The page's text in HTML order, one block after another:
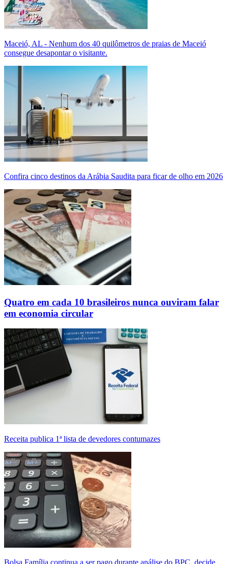
Maceió, AL - Nenhum dos 40 quilômetros de praias de Maceió
consegue desapontar o visitante.
Confira cinco destinos da Arábia Saudita para ficar de olho em 2026
Quatro em cada 10 brasileiros nunca ouviram falar
em economia circular
Receita publica 1ª lista de devedores contumazes